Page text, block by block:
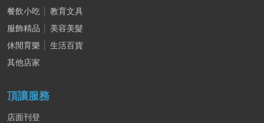
餐飲小吃
教育文具
服飾精品
美容美髮
休閒育樂
生活百貨
其他店家
頂讓服務
店面刊登